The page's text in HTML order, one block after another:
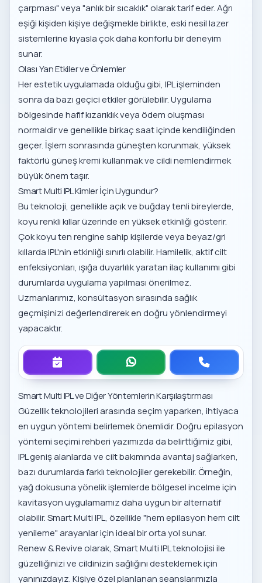
çarpması" veya "anlık bir sıcaklık" olarak tarif eder. Ağrı
eşiği kişiden kişiye değişmekle birlikte, eski nesil lazer
sistemlerine kıyasla çok daha konforlu bir deneyim
sunar.
Olası Yan Etkiler ve Önlemler
Her estetik uygulamada olduğu gibi, IPL işleminden
sonra da bazı geçici etkiler görülebilir. Uygulama
bölgesinde hafif kızarıklık veya ödem oluşması
normaldir ve genellikle birkaç saat içinde kendiliğinden
geçer. İşlem sonrasında güneşten korunmak, yüksek
faktörlü güneş kremi kullanmak ve cildi nemlendirmek
büyük önem taşır.
Smart Multi IPL Kimler İçin Uygundur?
Bu teknoloji, genellikle açık ve buğday tenli bireylerde,
koyu renkli kıllar üzerinde en yüksek etkinliği gösterir.
Çok koyu ten rengine sahip kişilerde veya beyaz/gri
kıllarda IPL'nin etkinliği sınırlı olabilir. Hamilelik, aktif cilt
enfeksiyonları, ışığa duyarlılık yaratan ilaç kullanımı gibi
durumlarda uygulama yapılması önerilmez.
Uzmanlarımız, konsültasyon sırasında sağlık
geçmişinizi değerlendirerek en doğru yönlendirmeyi
yapacaktır.
Smart Multi IPL ve Diğer Yöntemlerin Karşılaştırması
Güzellik teknolojileri arasında seçim yaparken, ihtiyaca
en uygun yöntemi belirlemek önemlidir.Doğru epilasyon
yöntemi seçimi rehberiyazımızda da belirttiğimiz gibi,
IPL geniş alanlarda ve cilt bakımında avantaj sağlarken,
bazı durumlarda farklı teknolojiler gerekebilir. Örneğin,
yağ dokusuna yönelik işlemlerdebölgesel incelme için
kavitasyon uygulamamızdaha uygun bir alternatif
olabilir. Smart Multi IPL, özellikle "hem epilasyon hem cilt
yenileme" arayanlar için ideal bir orta yol sunar.
Renew & Revive olarak, Smart Multi IPL teknolojisi ile
güzelliğinizi ve cildinizin sağlığını desteklemek için
yanınızdayız. Kişiye özel planlanan seanslarımızla